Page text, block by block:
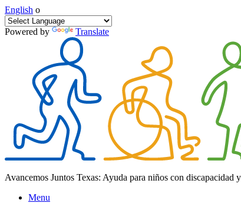
English o
Powered by Translate
Avancemos Juntos Texas: Ayuda para niños con discapacidad
Menu